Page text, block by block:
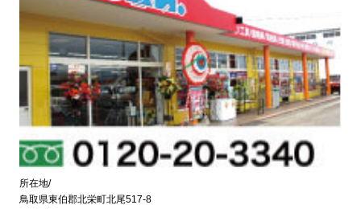
所在地/
鳥取県東伯郡北栄町北尾517-8